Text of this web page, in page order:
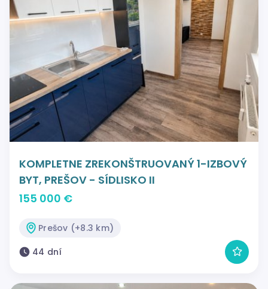
KOMPLETNE ZREKONŠTRUOVANÝ 1-IZBOVÝ
BYT, PREŠOV - SÍDLISKO II
155 000 €
Prešov (+8.3 km)
44 dní